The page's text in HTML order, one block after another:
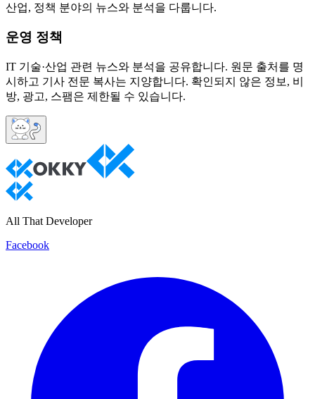
산업, 정책 분야의 뉴스와 분석을 다룹니다.
운영 정책
IT 기술·산업 관련 뉴스와 분석을 공유합니다. 원문 출처를 명
시하고 기사 전문 복사는 지양합니다. 확인되지 않은 정보, 비
방, 광고, 스팸은 제한될 수 있습니다.
All That Developer
Facebook